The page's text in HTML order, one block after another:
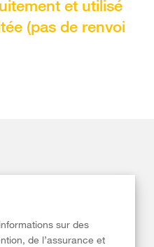
et utilisé
(pas de renvoi
sur des
de l’assurance et